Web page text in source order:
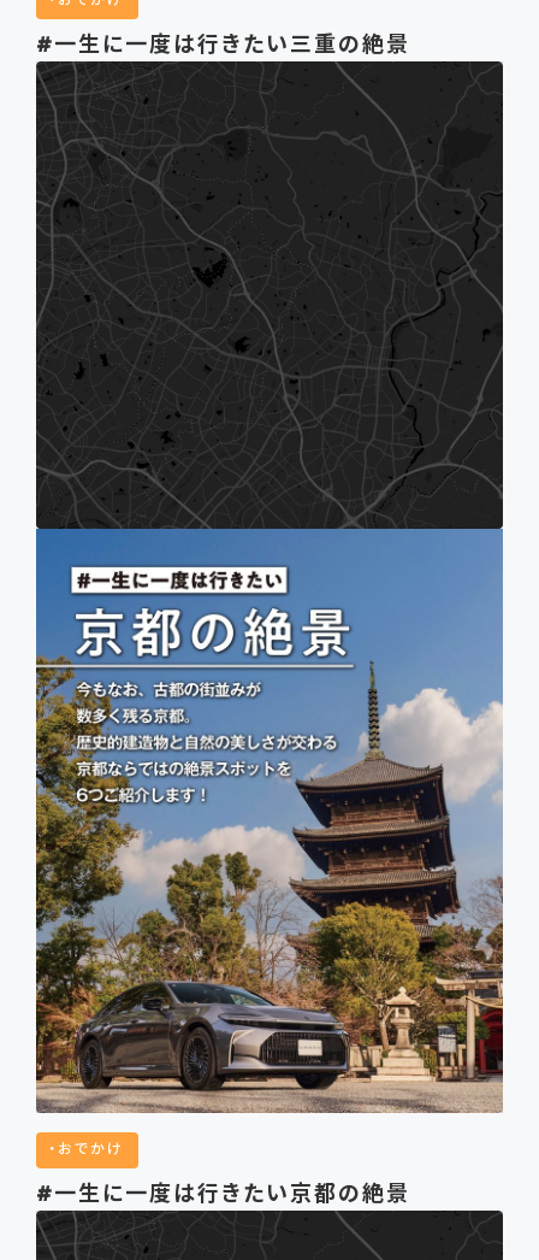
#一生に一度は行きたい三重の絶景
おでかけ
#一生に一度は行きたい京都の絶景